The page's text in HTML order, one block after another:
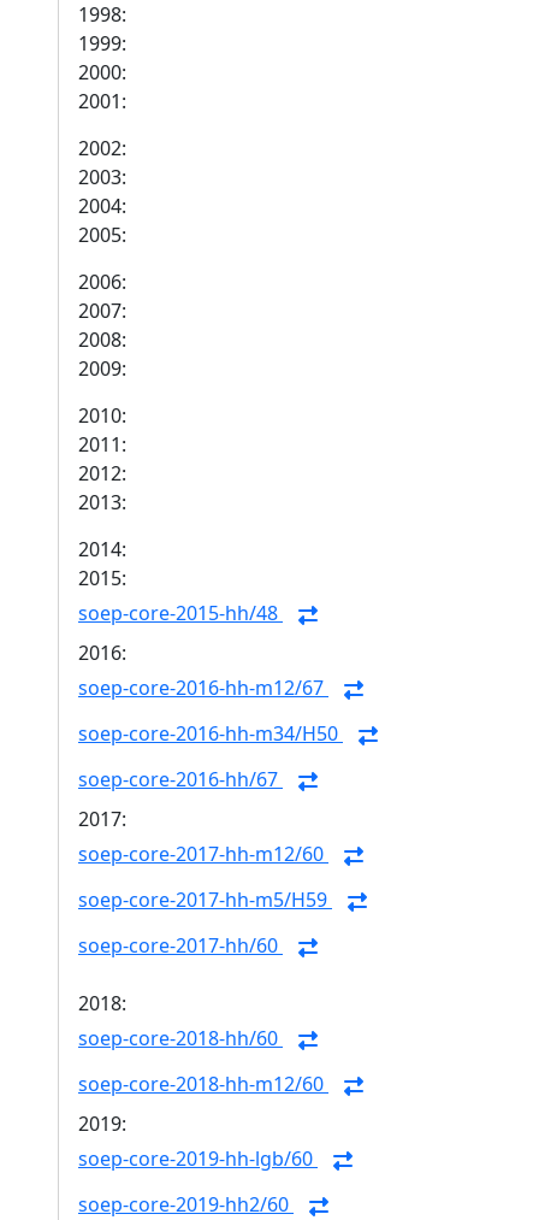
1998:
1999:
2000:
2001:
2002:
2003:
2004:
2005:
2006:
2007:
2008:
2009:
2010:
2011:
2012:
2013:
2014:
2015:
soep-core-2015-hh/48
2016:
soep-core-2016-hh-m12/67
soep-core-2016-hh-m34/H50
soep-core-2016-hh/67
2017:
soep-core-2017-hh-m12/60
soep-core-2017-hh-m5/H59
soep-core-2017-hh/60
2018:
soep-core-2018-hh/60
soep-core-2018-hh-m12/60
2019:
soep-core-2019-hh-lgb/60
soep-core-2019-hh2/60